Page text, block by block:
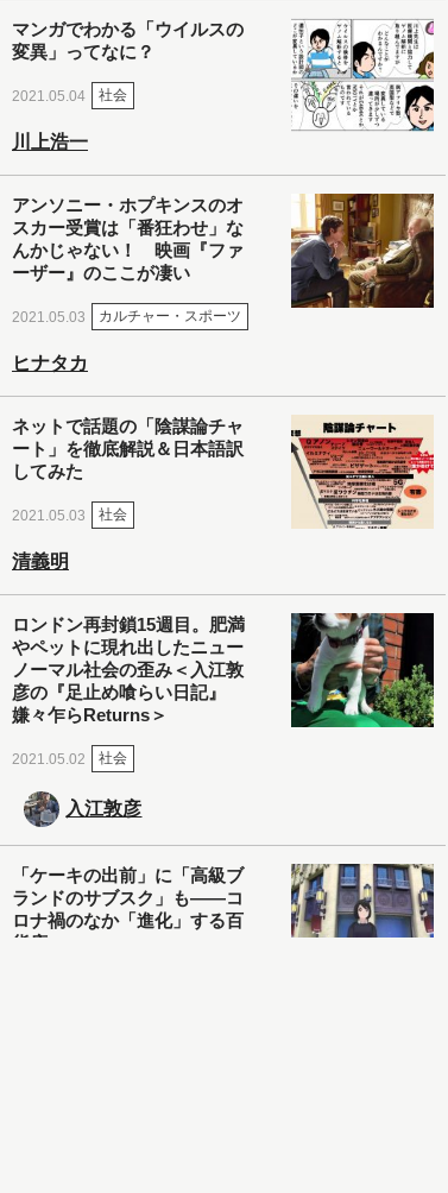
マンガでわかる「ウイルスの
変異」ってなに？
2021.05.04 社会
川上浩一
アンソニー・ホプキンスのオ
スカー受賞は「番狂わせ」な
んかじゃない！ 映画『ファ
ーザー』のここが凄い
2021.05.03 カルチャー・スポーツ
ヒナタカ
ネットで話題の「陰謀論チャ
ート」を徹底解説＆日本語訳
してみた
2021.05.03 社会
清義明
ロンドン再封鎖15週目。肥満
やペットに現れ出したニュー
ノーマル社会の歪み＜入江敦
彦の『足止め喰らい日記』
嫌々乍らReturns＞
2021.05.02 社会
入江敦彦
「ケーキの出前」に「高級ブ
ランドのサブスク」も――コ
ロナ禍のなか「進化」する百
貨店